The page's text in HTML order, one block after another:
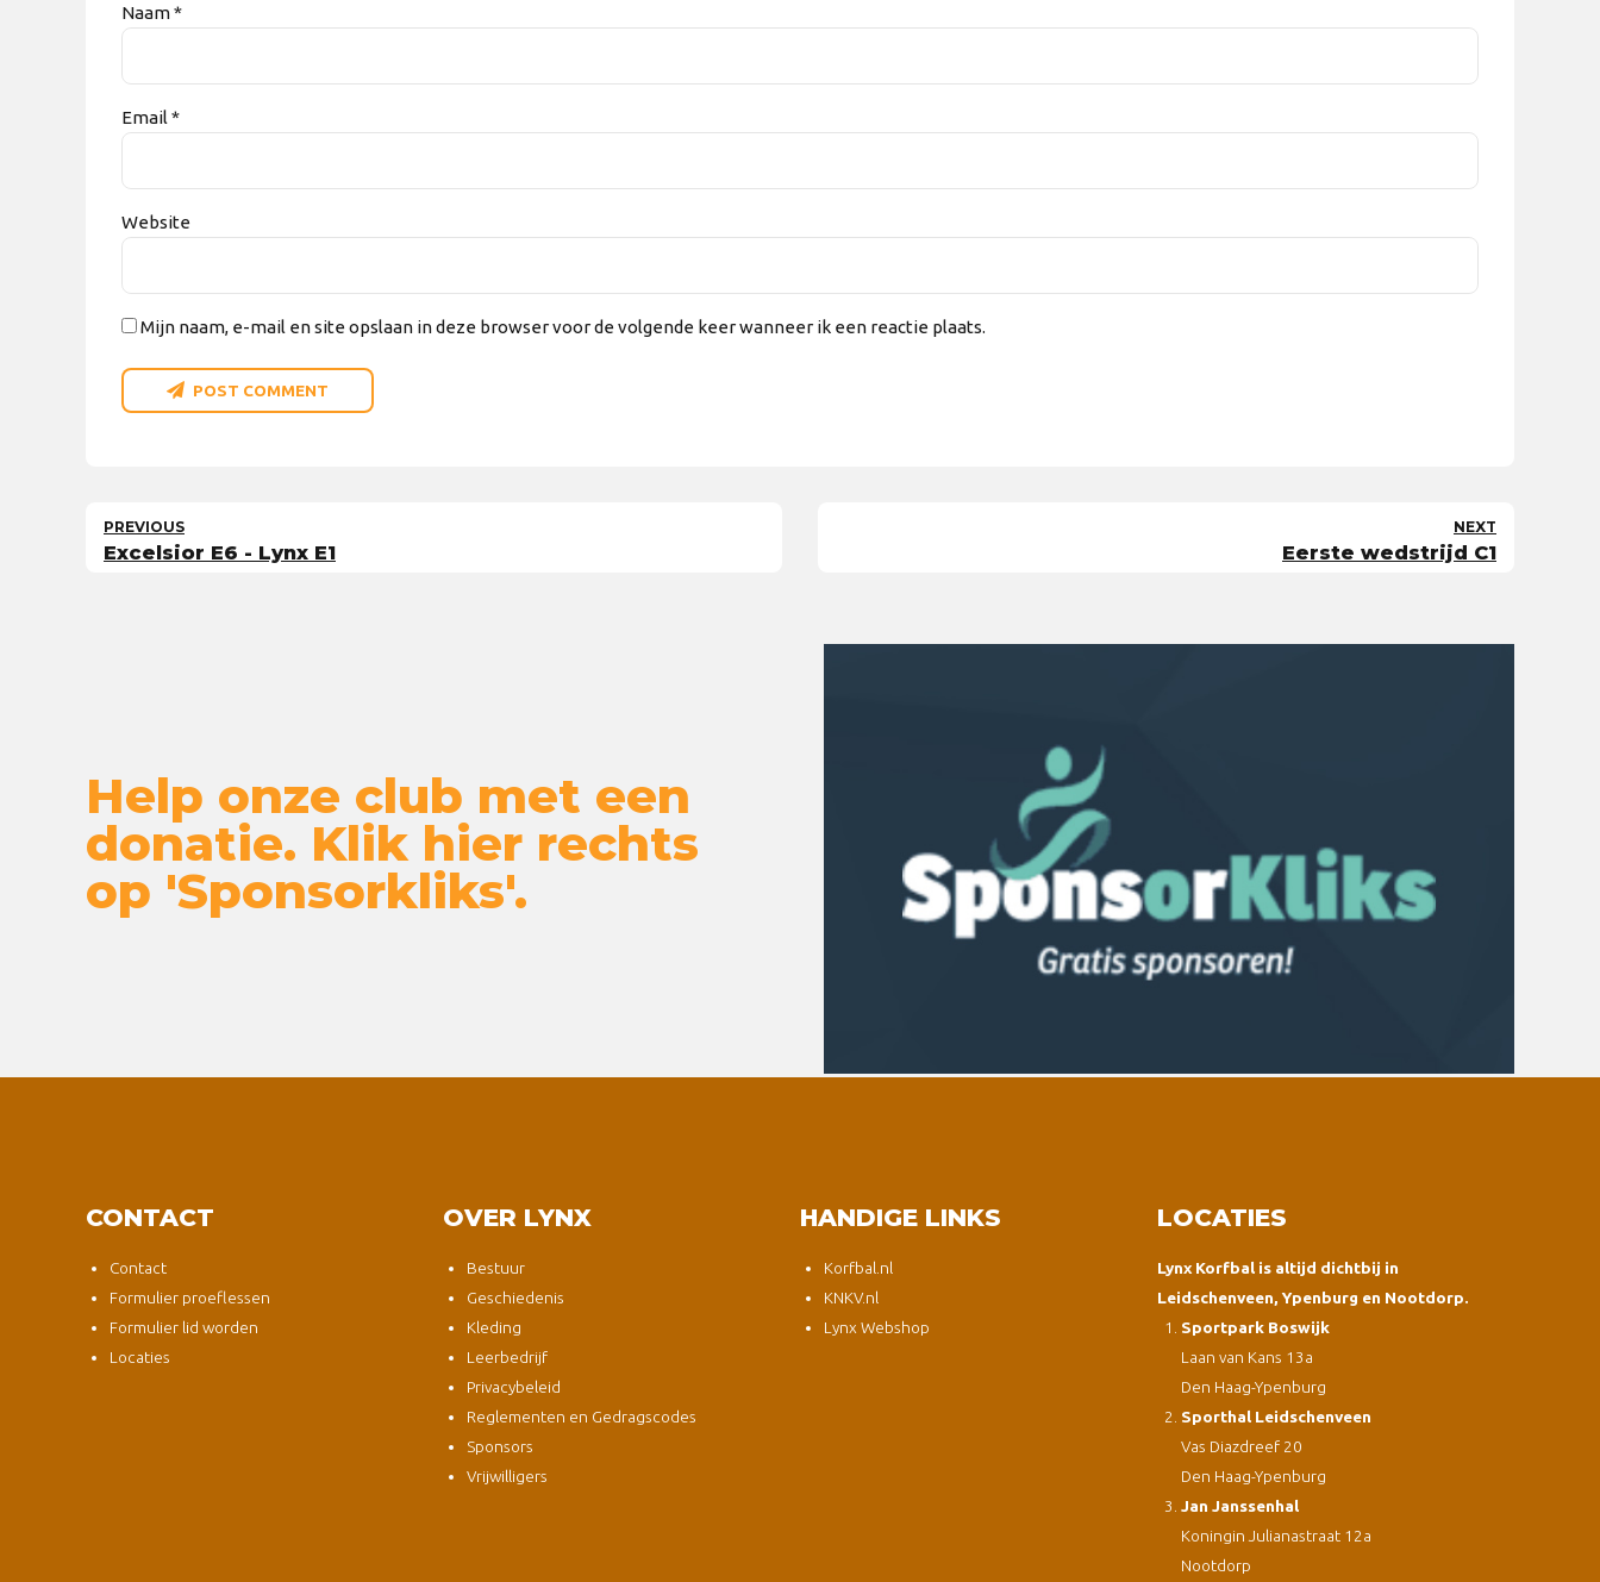
Naam *
Email *
Website
Mijn naam, e-mail en site opslaan in deze browser voor de volgende keer wanneer ik een reactie plaats.
POST COMMENT
PREVIOUS
Excelsior E6 - Lynx E1
NEXT
Eerste wedstrijd C1
Help onze club met een
donatie. Klik hier rechts
op 'Sponsorkliks'.
CONTACT
Contact
Formulier proeflessen
Formulier lid worden
Locaties
OVER LYNX
Bestuur
Geschiedenis
Kleding
Leerbedrijf
Privacybeleid
Reglementen en Gedragscodes
Sponsors
Vrijwilligers
HANDIGE LINKS
Korfbal.nl
KNKV.nl
Lynx Webshop
LOCATIES
Lynx Korfbal is altijd dichtbij in
Leidschenveen, Ypenburg en Nootdorp.
Sportpark Boswijk
Laan van Kans 13a
Den Haag-Ypenburg
Sporthal Leidschenveen
Vas Diazdreef 20
Den Haag-Ypenburg
Jan Janssenhal
Koningin Julianastraat 12a
Nootdorp